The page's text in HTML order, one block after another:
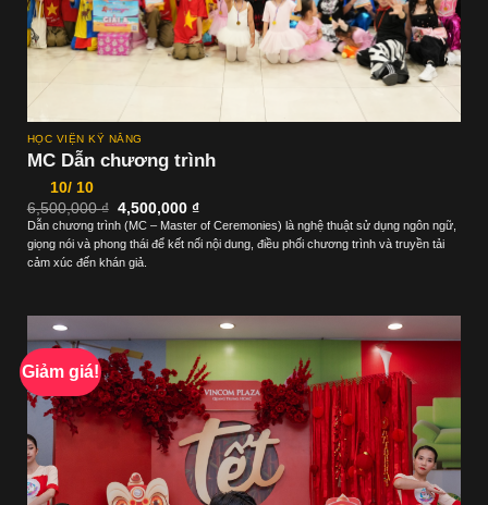
HỌC VIỆN KỸ NĂNG
MC Dẫn chương trình
10/ 10
6,500,000₫ Giá
gốc
là:
6,500,000 ₫.
4,500,000 ₫Giá
hiện
tại
là:
Dẫn chương trình (MC – Master of Ceremonies) là nghệ thuật sử dụng ngôn ngữ,
giọng nói và phong thái để kết nối nội dung, điều phối chương trình và truyền tải
cảm xúc đến khán giả.
Giảm giá!